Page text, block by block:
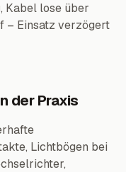
Kabel lose über
– Einsatz verzögert
der Praxis
Lichtbögen bei